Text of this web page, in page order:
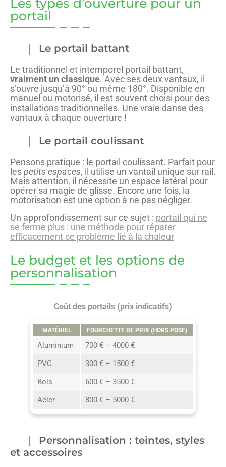
portail
Le portail battant
Le traditionnel et intemporel portail battant,
vraiment un classique. Avec ses deux vantaux, il
s’ouvre jusqu’à 90° ou même 180°. Disponible en
manuel ou motorisé, il est souvent choisi pour des
installations traditionnelles. Une vraie danse des
vantaux à chaque ouverture !
Le portail coulissant
Pensons pratique : le portail coulissant. Parfait pour
lespetits espaces, il utilise un vantail unique sur rail.
Mais attention, il nécessite un espace latéral pour
opérer sa magie de glisse. Encore une fois, la
motorisation est une option à ne pas négliger.
Un approfondissement sur ce sujet : portail qui ne
se ferme plus : une méthode pour réparer
efficacement ce problème lié à la chaleur
Le budget et les options de
personnalisation
Coût des portails (prix indicatifs)
MATÉRIEL FOURCHETTE DE PRIX (HORS POSE)
Aluminium
700 € – 4000 €
PVC
300 € – 1500 €
Bois
600 € – 3500 €
Acier
800 € – 5000 €
Personnalisation : teintes, styles
et accessoires